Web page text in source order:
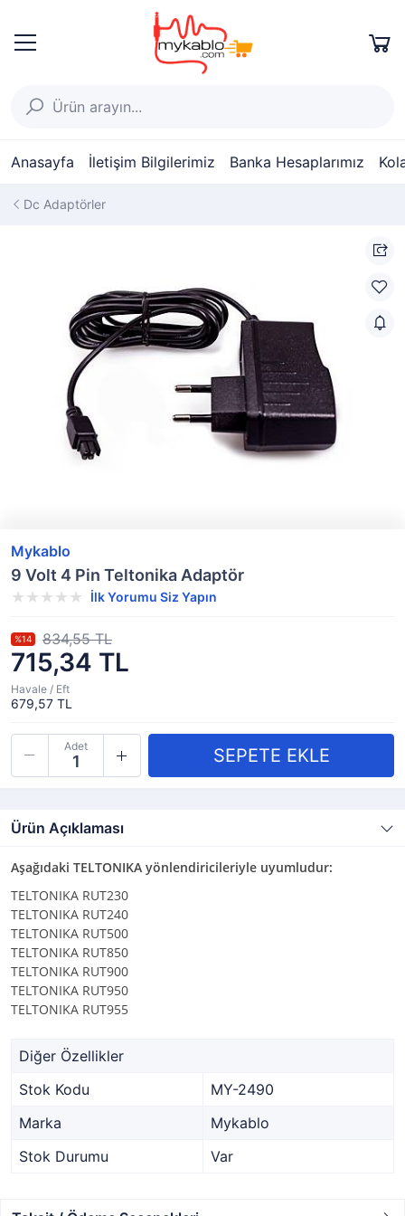
Anasayfa İletişim Bilgilerimiz Banka Hesaplarımız
Dc Adaptörler
Mykablo
9 Volt 4 Pin Teltonika Adaptör
İlk Yorumu Siz Yapın
715,34 TL
%14 834,55 TL
Havale / Eft
679,57 TL
Adet
Ürün Açıklaması
Aşağıdaki TELTONIKA yönlendiricileriyle uyumludur:
TELTONIKA RUT230
TELTONIKA RUT240
TELTONIKA RUT500
TELTONIKA RUT850
TELTONIKA RUT900
TELTONIKA RUT950
TELTONIKA RUT955
Diğer Özellikler
Stok Kodu
MY-2490
Marka
Mykablo
Stok Durumu
Var